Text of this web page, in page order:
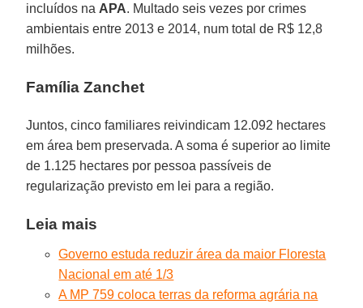
incluídos na APA. Multado seis vezes por crimes
ambientais entre 2013 e 2014, num total de R$ 12,8
milhões.
Família Zanchet
Juntos, cinco familiares reivindicam 12.092 hectares
em área bem preservada. A soma é superior ao limite
de 1.125 hectares por pessoa passíveis de
regularização previsto em lei para a região.
Leia mais
Governo estuda reduzir área da maior Floresta
Nacional em até 1/3
A MP 759 coloca terras da reforma agrária na